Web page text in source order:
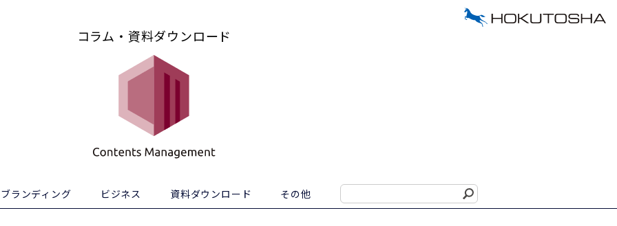
コラム・資料ダウンロード
ブランディング ビジネス 資料ダウンロード その他